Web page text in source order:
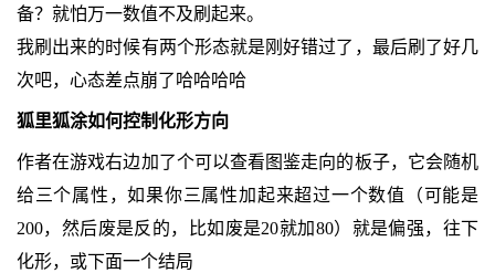
备？就怕万一数值不及刷起来。
我刷出来的时候有两个形态就是刚好错过了，最后刷了好几
次吧，心态差点崩了哈哈哈哈
狐里狐涂如何控制化形方向
作者在游戏右边加了个可以查看图鉴走向的板子，它会随机
给三个属性，如果你三属性加起来超过一个数值（可能是
200，然后废是反的，比如废是20就加80）就是偏强，往下
化形，或下面一个结局